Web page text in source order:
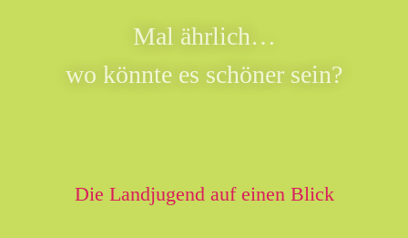
Mal ährlich…
wo könnte es schöner sein?
Die Landjugend auf einen Blick